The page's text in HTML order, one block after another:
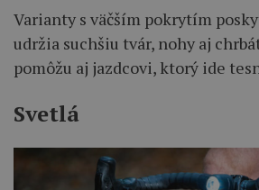
Varianty s väčším pokrytím
udržia suchšiu tvár, nohy aj
pomôžu aj jazdcovi, ktorý ide
Svetlá